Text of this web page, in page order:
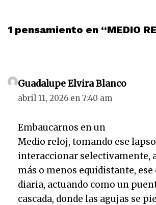
1 pensamiento en “MEDIO
Guadalupe Elvira Blanco
abril 11, 2026 en 7:40 am
Embaucarnos en un
Medio reloj, tomando ese
interaccionar selectivamente,
más o menos equidistante,
diaria, actuando como un
cascada, donde las agujas se